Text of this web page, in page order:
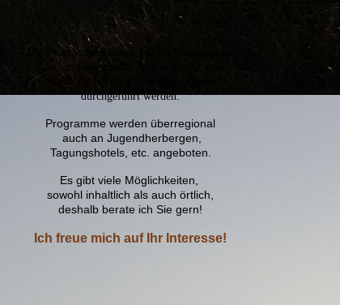
Die Programme können z.B. in Wernigerode
im Bürgerpark, im Lustgarten, im
Stadtforst
durchgeführt werden.
Programme werden überregional
auch an Jugendherbergen,
Tagungshotels, etc. angeboten.
Es gibt viele Möglichkeiten,
sowohl inhaltlich als auch örtlich,
deshalb berate ich Sie gern!
Ich freue mich auf Ihr Interesse!